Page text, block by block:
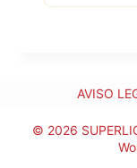
AVISO
© 2026